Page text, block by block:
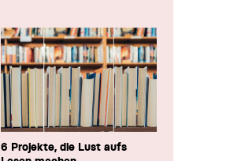
6 Projekte, die Lust aufs